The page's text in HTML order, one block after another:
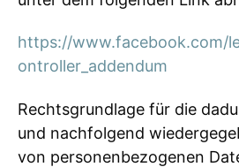
https://www.facebook.com/
ontroller_addendum
Rechtsgrundlage für die
und nachfolgend
von personenbezogenen